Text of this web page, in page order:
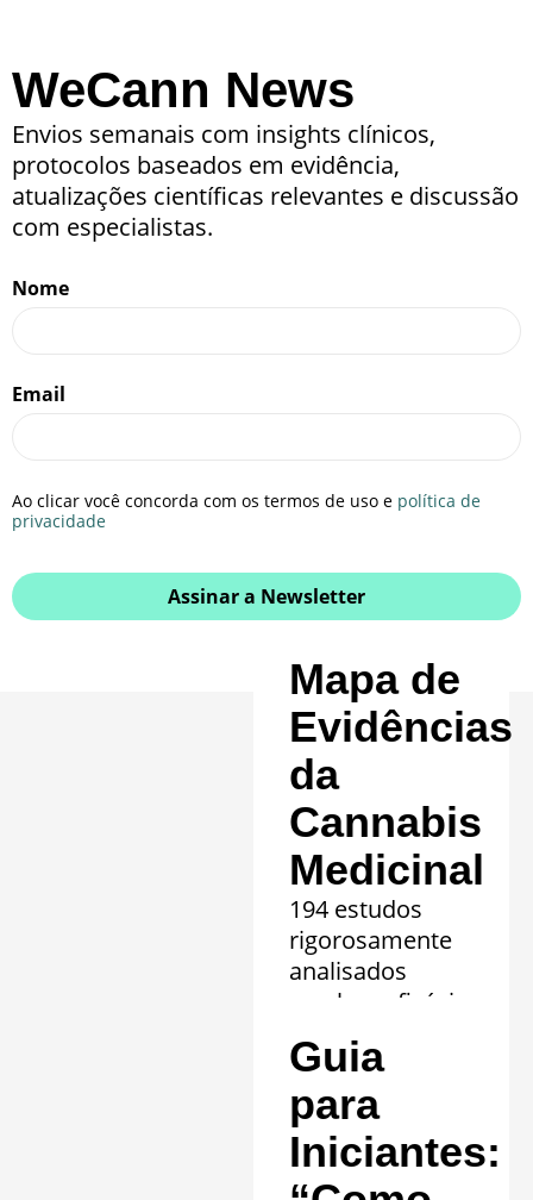
WeCann News
Envios semanais com insights clínicos,
protocolos baseados em evidência,
atualizações científicas relevantes e discussão
com especialistas.
Nome
Email
Ao clicar você concorda com os termos de uso e política de
privacidade
Assinar a Newsletter
Mapa de
Evidências
da
Cannabis
Medicinal
194 estudos
rigorosamente
analisados
revelam eficácia
comprovada em
20 quadros
clínicos.
Saiba mais »
Guia
para
Iniciantes: